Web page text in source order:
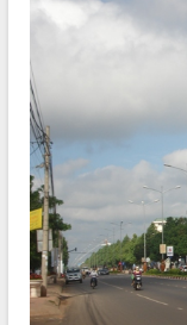
ĐIỂM TIN VĂN BẢN
QUY HOẠCH - KẾ HOẠCH